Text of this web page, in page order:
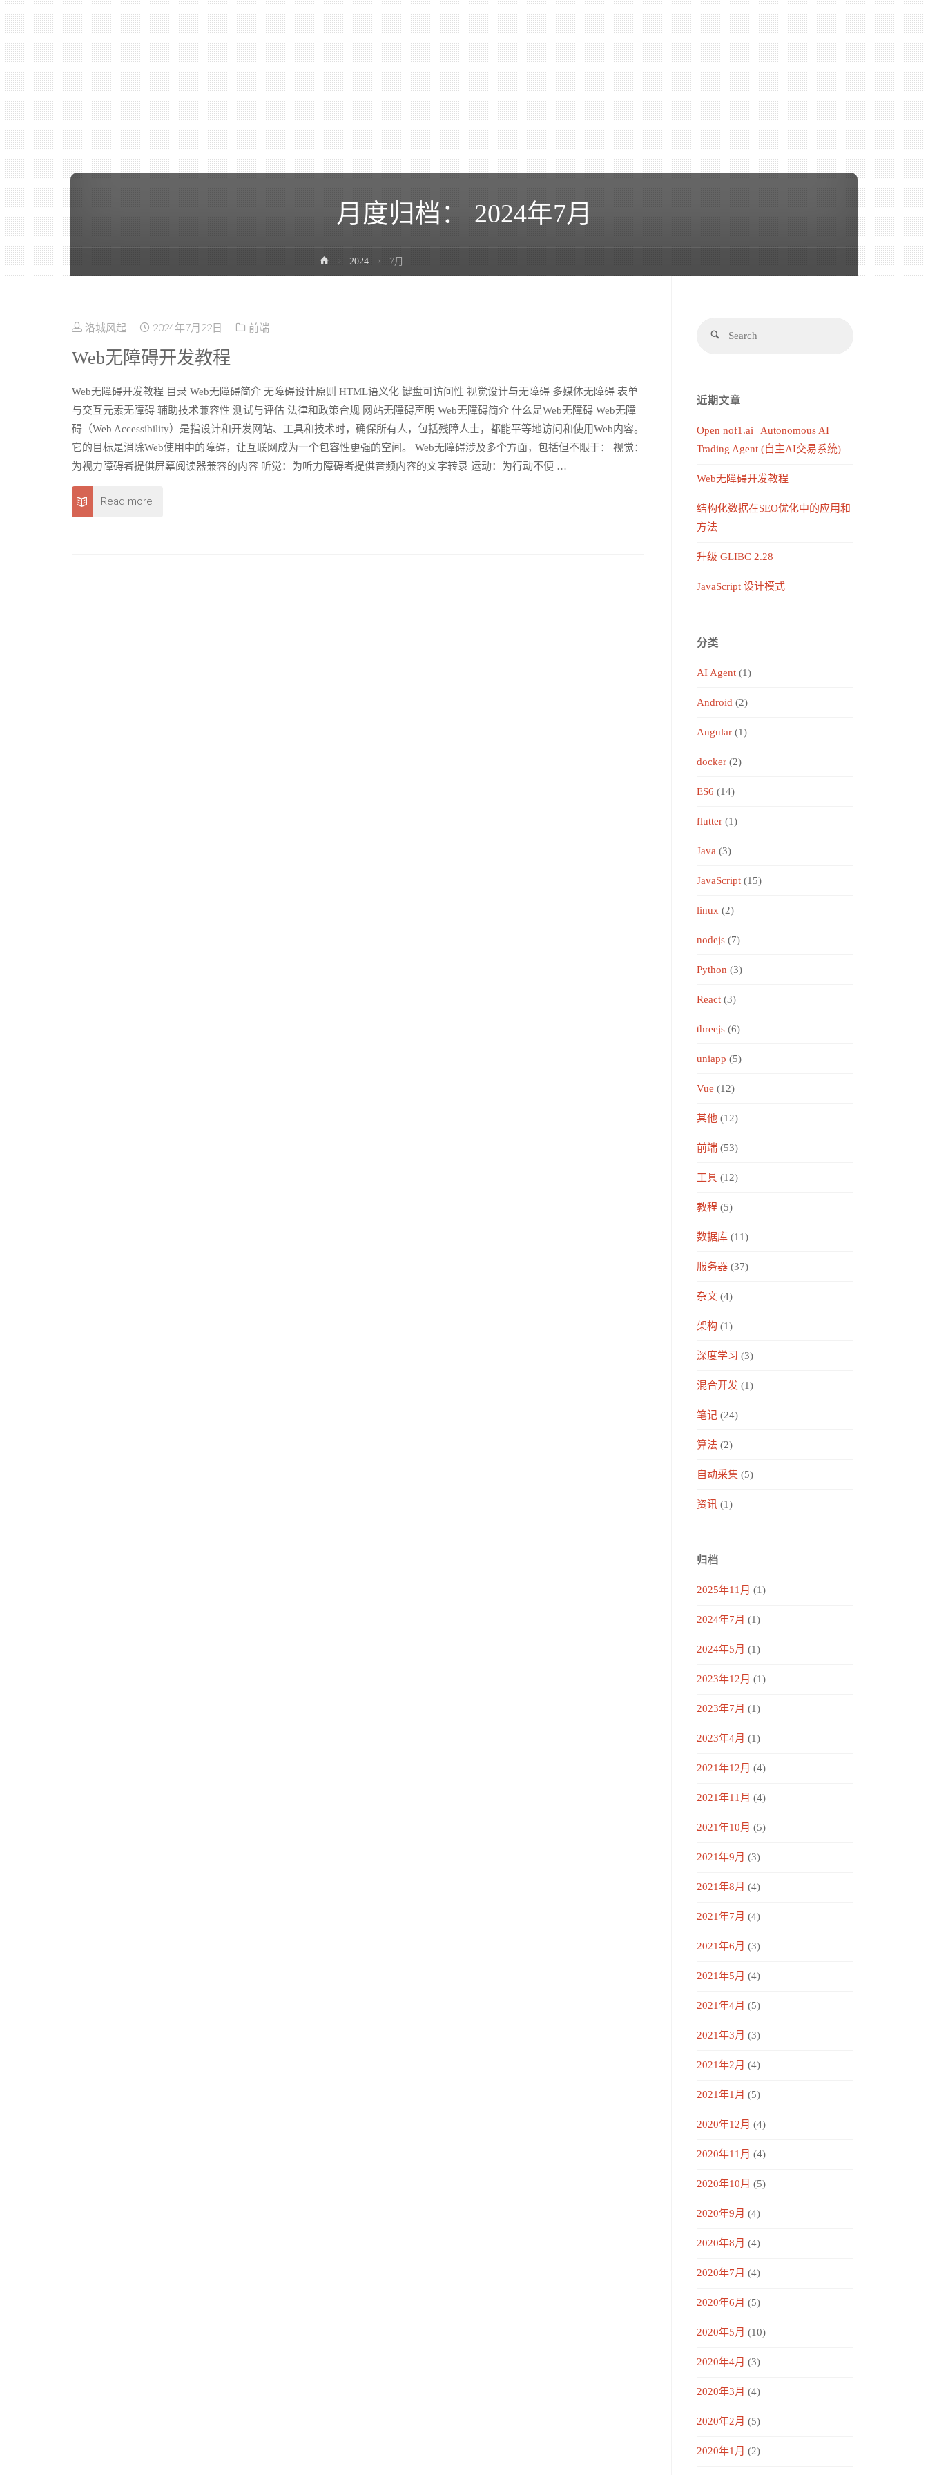
月度归档： 2024年7月
2024 7月
洛城风起 2024年7月22日 前端
Web无障碍开发教程
Web无障碍开发教程 目录 Web无障碍简介 无障碍设计原则 HTML语义化 键盘可访问性 视觉设计与无障碍 多媒体无障碍 表单
与交互元素无障碍 辅助技术兼容性 测试与评估 法律和政策合规 网站无障碍声明 Web无障碍简介 什么是Web无障碍 Web无障
碍（Web Accessibility）是指设计和开发网站、工具和技术时，确保所有人，包括残障人士，都能平等地访问和使用Web内容。
它的目标是消除Web使用中的障碍，让互联网成为一个包容性更强的空间。 Web无障碍涉及多个方面，包括但不限于： 视觉：
为视力障碍者提供屏幕阅读器兼容的内容 听觉：为听力障碍者提供音频内容的文字转录 运动：为行动不便 …
Read more
近期文章
Open nof1.ai | Autonomous AI
Trading Agent (自主AI交易系统)
Web无障碍开发教程
结构化数据在SEO优化中的应用和
方法
升级 GLIBC 2.28
JavaScript 设计模式
分类
AI Agent (1)
Android (2)
Angular (1)
docker (2)
ES6 (14)
flutter (1)
Java (3)
JavaScript (15)
linux (2)
nodejs (7)
Python (3)
React (3)
threejs (6)
uniapp (5)
Vue (12)
其他 (12)
前端 (53)
工具 (12)
教程 (5)
数据库 (11)
服务器 (37)
杂文 (4)
架构 (1)
深度学习 (3)
混合开发 (1)
笔记 (24)
算法 (2)
自动采集 (5)
资讯 (1)
归档
2025年11月 (1)
2024年7月 (1)
2024年5月 (1)
2023年12月 (1)
2023年7月 (1)
2023年4月 (1)
2021年12月 (4)
2021年11月 (4)
2021年10月 (5)
2021年9月 (3)
2021年8月 (4)
2021年7月 (4)
2021年6月 (3)
2021年5月 (4)
2021年4月 (5)
2021年3月 (3)
2021年2月 (4)
2021年1月 (5)
2020年12月 (4)
2020年11月 (4)
2020年10月 (5)
2020年9月 (4)
2020年8月 (4)
2020年7月 (4)
2020年6月 (5)
2020年5月 (10)
2020年4月 (3)
2020年3月 (4)
2020年2月 (5)
2020年1月 (2)